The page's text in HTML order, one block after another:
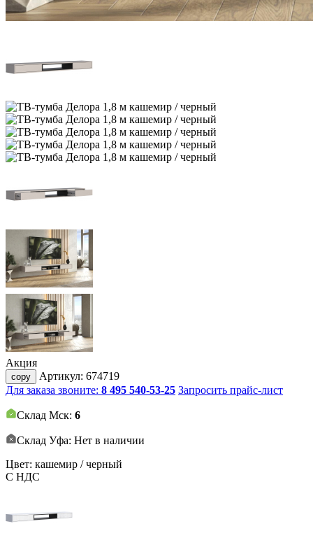
Акция
copy Артикул: 674719
Для заказа звоните: 8 495 540-53-25 Запросить прайс-лист
Склад Мск: 6
Склад Уфа: Нет в наличии
Цвет: кашемир / черный
С НДС